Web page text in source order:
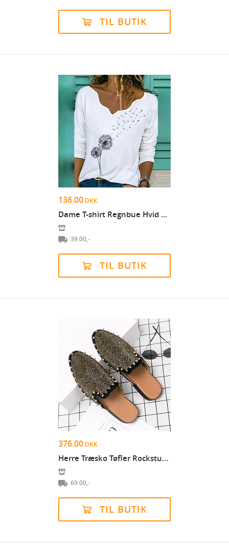
TIL BUTIK
136.00 DKK
Dame T-shirt Regnbue Hvid Sort Blomstret Grafiske...
39.00,-
TIL BUTIK
376.00 DKK
Herre Træsko Tøfler Rockstud Sko Afslappet Daglig...
69.00,-
TIL BUTIK